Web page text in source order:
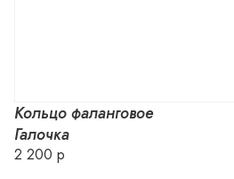
Кольцо фаланговое
Галочка
2 200 р